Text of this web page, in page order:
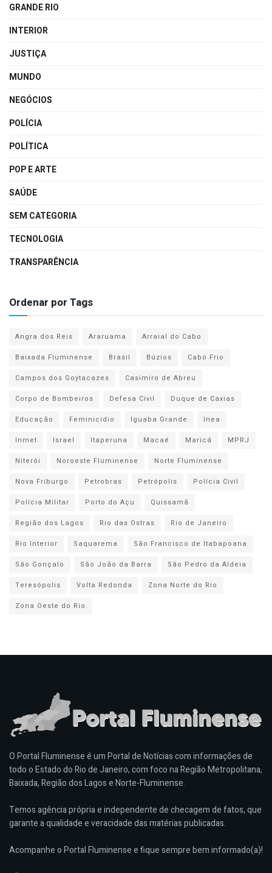
GRANDE RIO
INTERIOR
JUSTIÇA
MUNDO
NEGÓCIOS
POLÍCIA
POLÍTICA
POP E ARTE
SAÚDE
SEM CATEGORIA
TECNOLOGIA
TRANSPARÊNCIA
Ordenar por Tags
Angra dos Reis Araruama
Arraial do Cabo
Baixada Fluminense
Brasil Búzios
Cabo Frio
Campos dos Goytacazes
Casimiro de Abreu
Corpo de Bombeiros
Defesa Civil
Duque de Caxias
Educação
Feminicídio Iguaba Grande
Inea
Inmet
Israel Itaperuna Macaé Maricá
MPRJ
Niterói
Noroeste Fluminense
Norte Fluminense
Nova Friburgo
Petrobras Petrópolis
Polícia Civil
Polícia Militar
Porto do Açu
Quissamã
Região dos Lagos
Rio das Ostras
Rio de Janeiro
Rio Interior
Saquarema
São Francisco de Itabapoana
São Gonçalo
São João da Barra
São Pedro da Aldeia
Teresópolis
Volta Redonda
Zona Norte do Rio
Zona Oeste do Rio
O Portal Fluminense é um Portal de Notícias com informações de
todo o Estado do Rio de Janeiro, com foco na Região Metropolitana,
Baixada, Região dos Lagos e Norte-Fluminense.
Temos agência própria e independente de checagem de fatos, que
garante a qualidade e veracidade das matérias publicadas.
Acompanhe o Portal Fluminense e fique sempre bem informado(a)!